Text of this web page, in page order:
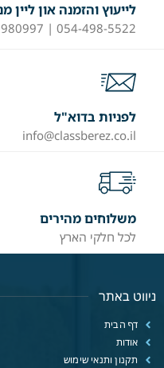
לייעוץ והזמנה און ליין
054-498-5522 | 04-9980997
לפניות בדוא"ל
info@classberez.co.il
משלוחים מהירים
לכל חלקי הארץ
ניווט באתר
דף הבית
אודות
תקנון ותנאי שימוש